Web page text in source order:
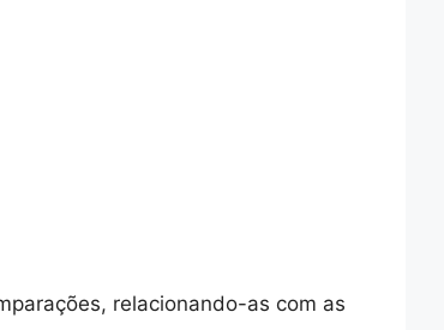
relacionando-as com as